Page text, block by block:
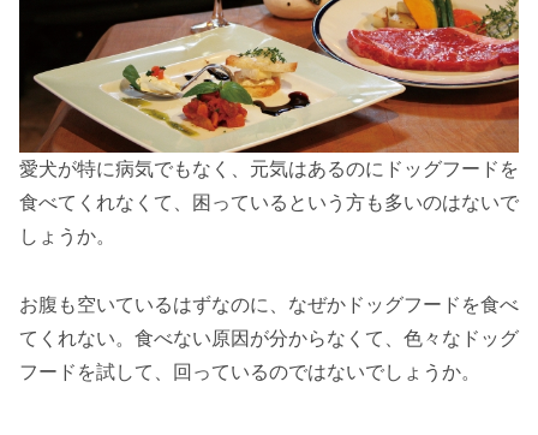
愛犬が特に病気でもなく、元気はあるのにドッグフードを
食べてくれなくて、困っているという方も多いのはないで
しょうか。
お腹も空いているはずなのに、なぜかドッグフードを食べ
てくれない。食べない原因が分からなくて、色々なドッグ
フードを試して、回っているのではないでしょうか。